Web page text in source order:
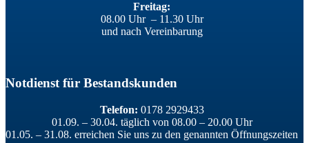
Freitag:
08.00 Uhr – 11.30 Uhr
und nach Vereinbarung
Notdienst für Bestandskunden
Telefon: 0178 2929433
01.09. – 30.04. täglich von 08.00 – 20.00 Uhr
01.05. – 31.08. erreichen Sie uns zu den genannten Öffnungszeiten